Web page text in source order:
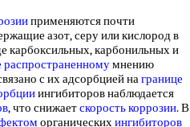
применяются почти
азот, серу или кислород в
карбоксильных, карбонильных и
распространенномумнению
с их адсорбцией награнице
ингибиторов наблюдается
, что снижаетскорость коррозии. В
органическихингибиторов